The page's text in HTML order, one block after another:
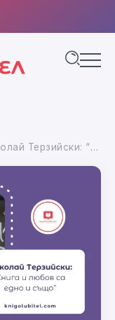
“Книга и любов са едно и също.”